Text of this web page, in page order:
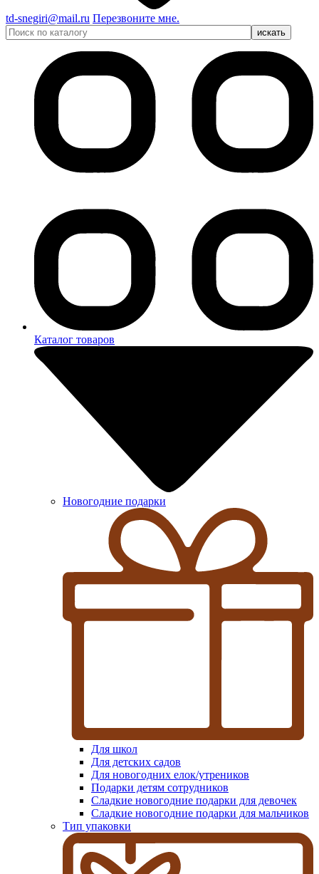
td-snegiri@mail.ru Перезвоните мне.
Каталог товаров
Новогодние подарки
Для школ
Для детских садов
Для новогодних елок/утреников
Подарки детям сотрудников
Сладкие новогодние подарки для девочек
Сладкие новогодние подарки для мальчиков
Тип упаковки